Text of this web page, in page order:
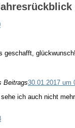
geschafft,
Beitrags30.01.2017 um
sehe ich auch nicht